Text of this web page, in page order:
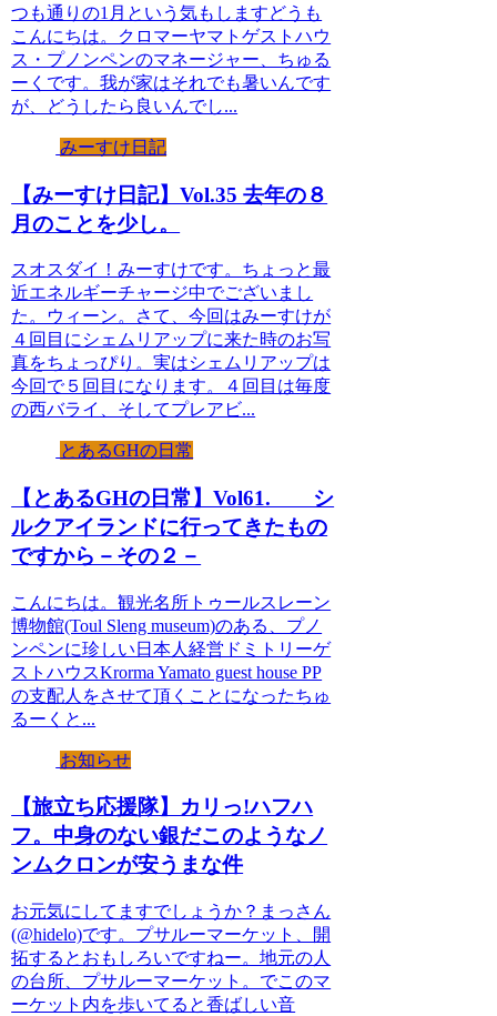
つも通りの1月という気もしますどうも
こんにちは。クロマーヤマトゲストハウ
ス・プノンペンのマネージャー、ちゅる
ーくです。我が家はそれでも暑いんです
が、どうしたら良いんでし...
みーすけ日記
【みーすけ日記】Vol.35 去年の８
月のことを少し。
スオスダイ！みーすけです。ちょっと最
近エネルギーチャージ中でございまし
た。ウィーン。さて、今回はみーすけが
４回目にシェムリアップに来た時のお写
真をちょっぴり。実はシェムリアップは
今回で５回目になります。４回目は毎度
の西バライ、そしてプレアビ...
とあるGHの日常
【とあるGHの日常】Vol61. シ
ルクアイランドに行ってきたもの
ですから－その２－
こんにちは。観光名所トゥールスレーン
博物館(Toul Sleng museum)のある、プノ
ンペンに珍しい日本人経営ドミトリーゲ
ストハウスKrorma Yamato guest house PP
の支配人をさせて頂くことになったちゅ
るーくと...
お知らせ
【旅立ち応援隊】カリっ!ハフハ
フ。中身のない銀だこのようなノ
ンムクロンが安うまな件
お元気にしてますでしょうか？まっさん
(@hidelo)です。プサルーマーケット、開
拓するとおもしろいですねー。地元の人
の台所、プサルーマーケット。でこのマ
ーケット内を歩いてると香ばしい音